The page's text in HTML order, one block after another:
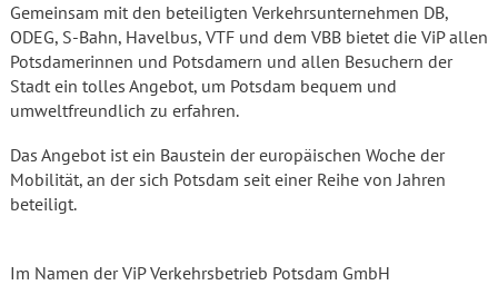
Gemeinsam mit den beteiligten Verkehrsunternehmen DB,
ODEG, S-Bahn, Havelbus, VTF und dem VBB bietet die ViP allen
Potsdamerinnen und Potsdamern und allen Besuchern der
Stadt ein tolles Angebot, um Potsdam bequem und
umweltfreundlich zu erfahren.
Das Angebot ist ein Baustein der europäischen Woche der
Mobilität, an der sich Potsdam seit einer Reihe von Jahren
beteiligt.
Im Namen der ViP Verkehrsbetrieb Potsdam GmbH